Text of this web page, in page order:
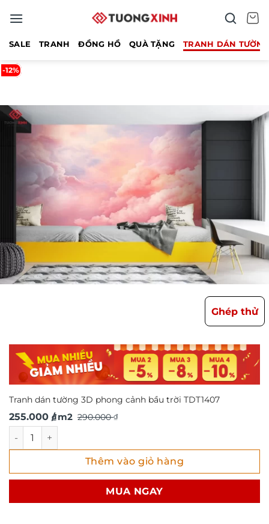
qua
SALE TRANH ĐỒNG HỒ QUÀ TẶNG TRANH DÁN
-12%
Ghép thử
Tranh dán tường 3D phong cảnh bầu trời TDT1407
290.000₫
Giá
là:
290.000 ₫.
255.000 ₫
Giá
tại
là:
/ m2
Tranh dán tường 3D phong cảnh bầu trời TDT1407 số
Thêm vào giỏ hàng
MUA NGAY